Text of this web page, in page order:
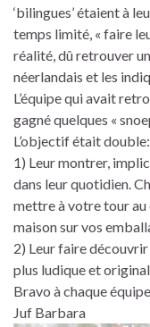
‘bilingues’ étaient à
temps limité, « faire
réalité, dû retrouver
néerlandais et les
L’équipe qui avait
gagné quelques «
L’objectif était double:
1) Leur montrer,
dans leur quotidien.
mettre à votre tour au
maison sur vos
2) Leur faire
plus ludique et
Bravo à chaque équipe.
Juf Barbara